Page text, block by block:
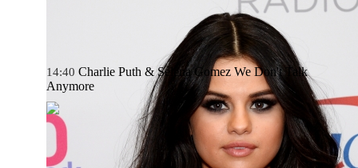
14:40 Charlie Puth & Selena Gomez We Don't Talk
Anymore